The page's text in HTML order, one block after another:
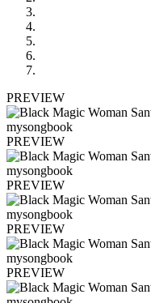
PREVIEW
PREVIEW
PREVIEW
PREVIEW
PREVIEW